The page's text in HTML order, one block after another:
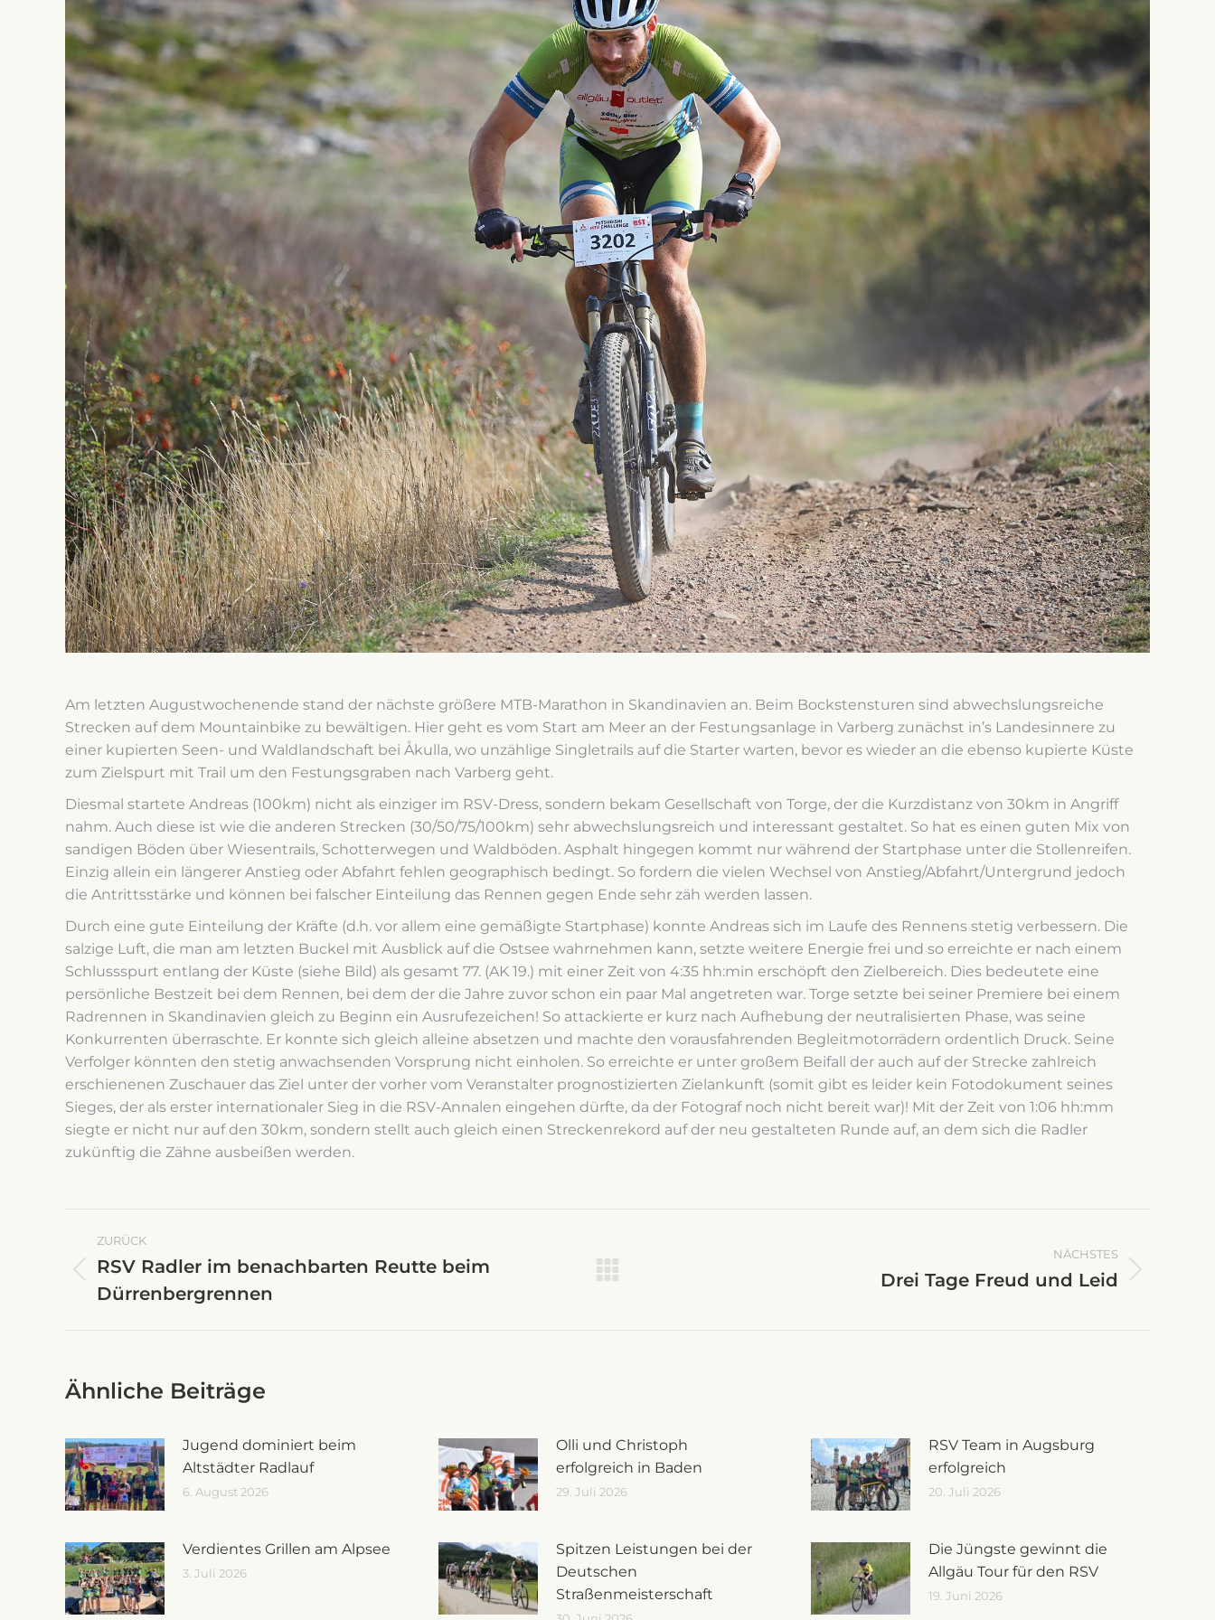
Am letzten Augustwochenende stand der nächste größere MTB-Marathon in Skandinavien an. Beim Bockstensturen sind abwechslungsreiche
Strecken auf dem Mountainbike zu bewältigen. Hier geht es vom Start am Meer an der Festungsanlage in Varberg zunächst in’s Landesinnere zu
einer kupierten Seen- und Waldlandschaft bei Åkulla, wo unzählige Singletrails auf die Starter warten, bevor es wieder an die ebenso kupierte Küste
zum Zielspurt mit Trail um den Festungsgraben nach Varberg geht.
Diesmal startete Andreas (100km) nicht als einziger im RSV-Dress, sondern bekam Gesellschaft von Torge, der die Kurzdistanz von 30km in Angriff
nahm. Auch diese ist wie die anderen Strecken (30/50/75/100km) sehr abwechslungsreich und interessant gestaltet. So hat es einen guten Mix von
sandigen Böden über Wiesentrails, Schotterwegen und Waldböden. Asphalt hingegen kommt nur während der Startphase unter die Stollenreifen.
Einzig allein ein längerer Anstieg oder Abfahrt fehlen geographisch bedingt. So fordern die vielen Wechsel von Anstieg/Abfahrt/Untergrund jedoch
die Antrittsstärke und können bei falscher Einteilung das Rennen gegen Ende sehr zäh werden lassen.
Durch eine gute Einteilung der Kräfte (d.h. vor allem eine gemäßigte Startphase) konnte Andreas sich im Laufe des Rennens stetig verbessern. Die
salzige Luft, die man am letzten Buckel mit Ausblick auf die Ostsee wahrnehmen kann, setzte weitere Energie frei und so erreichte er nach einem
Schlussspurt entlang der Küste (siehe Bild) als gesamt 77. (AK 19.) mit einer Zeit von 4:35 hh:min erschöpft den Zielbereich. Dies bedeutete eine
persönliche Bestzeit bei dem Rennen, bei dem der die Jahre zuvor schon ein paar Mal angetreten war. Torge setzte bei seiner Premiere bei einem
Radrennen in Skandinavien gleich zu Beginn ein Ausrufezeichen! So attackierte er kurz nach Aufhebung der neutralisierten Phase, was seine
Konkurrenten überraschte. Er konnte sich gleich alleine absetzen und machte den vorausfahrenden Begleitmotorrädern ordentlich Druck. Seine
Verfolger könnten den stetig anwachsenden Vorsprung nicht einholen. So erreichte er unter großem Beifall der auch auf der Strecke zahlreich
erschienenen Zuschauer das Ziel unter der vorher vom Veranstalter prognostizierten Zielankunft (somit gibt es leider kein Fotodokument seines
Sieges, der als erster internationaler Sieg in die RSV-Annalen eingehen dürfte, da der Fotograf noch nicht bereit war)! Mit der Zeit von 1:06 hh:mm
siegte er nicht nur auf den 30km, sondern stellt auch gleich einen Streckenrekord auf der neu gestalteten Runde auf, an dem sich die Radler
zukünftig die Zähne ausbeißen werden.
Kommentarnavigation
ZURÜCK
Beitrag:
RSV Radler im benachbarten Reutte beim
Dürrenbergrennen
NÄCHSTES
Drei Tage Freud und Leid
Ähnliche Beiträge
Jugend dominiert beim
Altstädter Radlauf
6. August 2026
Olli und Christoph
erfolgreich in Baden
29. Juli 2026
RSV Team in Augsburg
erfolgreich
20. Juli 2026
Verdientes Grillen am Alpsee
3. Juli 2026
Spitzen Leistungen bei der
Deutschen
Straßenmeisterschaft
Die Jüngste gewinnt die
Allgäu Tour für den RSV
19. Juni 2026